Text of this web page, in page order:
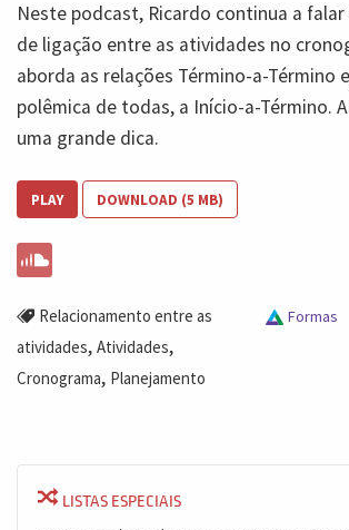
Neste podcast, Ricardo continua a
de ligação entre as atividades no
aborda as relações Término-a-Término
polêmica de todas, a Início-a-Término.
uma grande dica.
PLAY DOWNLOAD (5 MB)
Relacionamento entre as
atividades, Atividades,
Cronograma, Planejamento
Formas
LISTAS ESPECIAIS